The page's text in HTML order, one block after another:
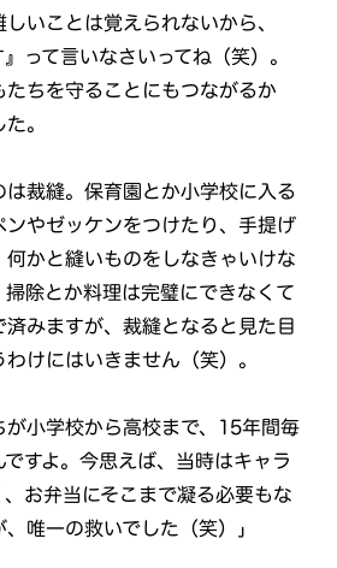
いことは覚えられないから、
』って言いなさいってね（笑）。
たちを守ることにもつながるか
。
は裁縫。保育園とか小学校に入る
ンやゼッケンをつけたり、手提げ
かと縫いものをしなきゃいけな
掃除とか料理は完璧にできなくて
済みますが、裁縫となると見た目
けにはいきません（笑）。
が小学校から高校まで、15年間毎
すよ。今思えば、当時はキャラ
お弁当にそこまで凝る必要もな
唯一の救いでした（笑）」